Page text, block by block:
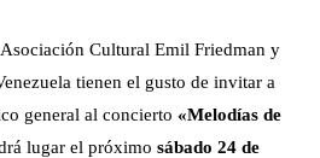
Cultural Emil Friedman y
tienen el gusto de invitar a
general al concierto «Melodías de
lugar el próximo sábado 24 de